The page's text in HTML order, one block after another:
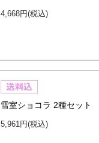
4,668円(税込)
雪室ショコラ 2種セット
5,961円(税込)